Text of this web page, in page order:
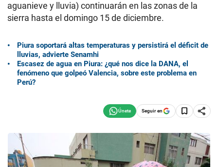
aguanieve y lluvia) continuarán en las zonas de la
sierra hasta el domingo 15 de diciembre.
Piura soportará altas temperaturas y persistirá el déficit de
lluvias, advierte Senamhi
Escasez de agua en Piura: ¿qué nos dice la DANA, el
fenómeno que golpeó Valencia, sobre este problema en
Perú?
Seguir en